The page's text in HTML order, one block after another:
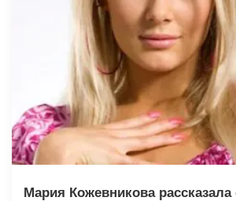
Мария Кожевникова рассказала